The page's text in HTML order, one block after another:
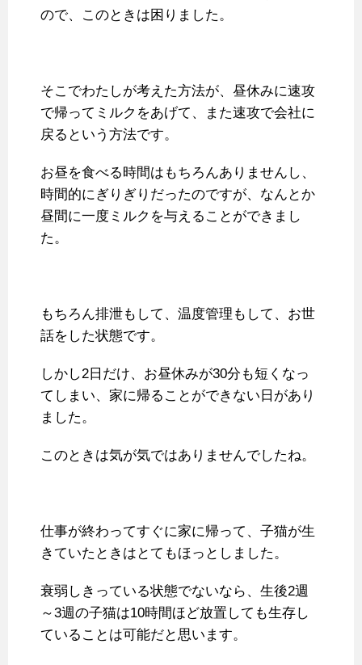
ので、このときは困りました。
そこでわたしが考えた方法が、昼休みに速攻
で帰ってミルクをあげて、また速攻で会社に
戻るという方法です。
お昼を食べる時間はもちろんありませんし、
時間的にぎりぎりだったのですが、なんとか
昼間に一度ミルクを与えることができまし
た。
もちろん排泄もして、温度管理もして、お世
話をした状態です。
しかし2日だけ、お昼休みが30分も短くなっ
てしまい、家に帰ることができない日があり
ました。
このときは気が気ではありませんでしたね。
仕事が終わってすぐに家に帰って、子猫が生
きていたときはとてもほっとしました。
衰弱しきっている状態でないなら、生後2週
～3週の子猫は10時間ほど放置しても生存し
ていることは可能だと思います。